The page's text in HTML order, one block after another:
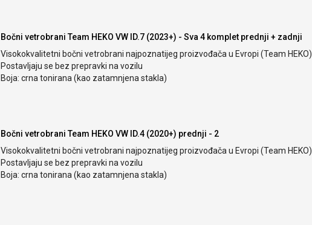
Bočni vetrobrani Team HEKO VW ID.7 (2023+) - Sva 4 komplet prednji + zadnji
Visokokvalitetni bočni vetrobrani najpoznatijeg proizvođača u Evropi (Team HEKO)
Postavljaju se bez prepravki na vozilu
Boja: crna tonirana (kao zatamnjena stakla)
Bočni vetrobrani Team HEKO VW ID.4 (2020+) prednji - 2
Visokokvalitetni bočni vetrobrani najpoznatijeg proizvođača u Evropi (Team HEKO)
Postavljaju se bez prepravki na vozilu
Boja: crna tonirana (kao zatamnjena stakla)